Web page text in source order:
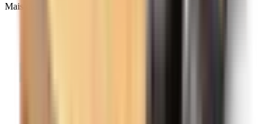
Mais de 138.593 avaliações no